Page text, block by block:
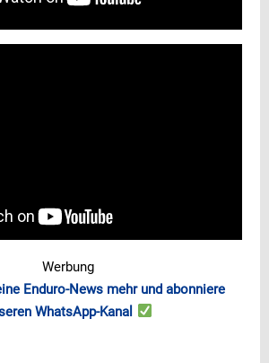
Werbung
Enduro-News mehr und abonniere
WhatsApp-Kanal